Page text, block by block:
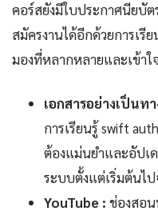
คอร์สยังมีใบประกาศนียบัต
สมัครงานได้อีกด้วยการเรี
มองที่หลากหลายและเข้าใ
เอกสารอย่างเป็นทา
การเรียนรู้ swift
ต้องแม่นยำและอัปเ
ระบบตั้งแต่เริ่มต้นไ
YouTube : ช่องสอ